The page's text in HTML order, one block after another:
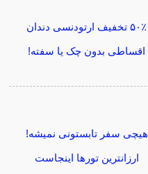
۵۰٪ تخفیف ارتودنسی دندان
اقساطی بدون چک یا سفته!
هیچی سفر تابستونی نمیشه!
ارزانترین تورها اینجاست